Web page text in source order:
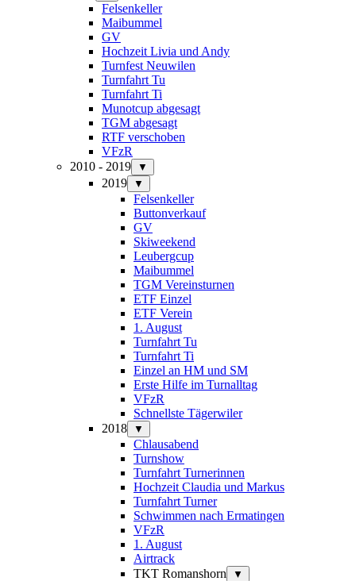
Felsenkeller
Maibummel
GV
Hochzeit Livia und Andy
Turnfest Neuwilen
Turnfahrt Tu
Turnfahrt Ti
Munotcup abgesagt
TGM abgesagt
RTF verschoben
VFzR
2010 - 2019
▼
2019 ▼
Felsenkeller
Buttonverkauf
GV
Skiweekend
Leubergcup
Maibummel
TGM Vereinsturnen
ETF Einzel
ETF Verein
1. August
Turnfahrt Tu
Turnfahrt Ti
Einzel an HM und SM
Erste Hilfe im Turnalltag
VFzR
Schnellste Tägerwiler
2018
▼
Chlausabend
Turnshow
Turnfahrt Turnerinnen
Hochzeit Claudia und Markus
Turnfahrt Turner
Schwimmen nach Ermatingen
VFzR
1. August
Airtrack
TKT Romanshorn
▼